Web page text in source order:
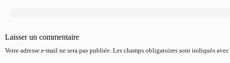
Laisser un commentaire
Votre adresse e-mail ne sera pas publiée. Les champs obligatoires sont indiqués avec